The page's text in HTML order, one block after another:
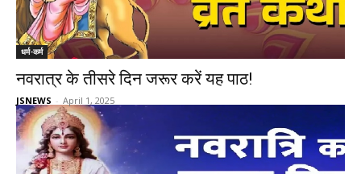
धर्म-कर्म
नवरात्र के तीसरे दिन जरूर करें यह पाठ!
JSNEWS - April 1, 2025